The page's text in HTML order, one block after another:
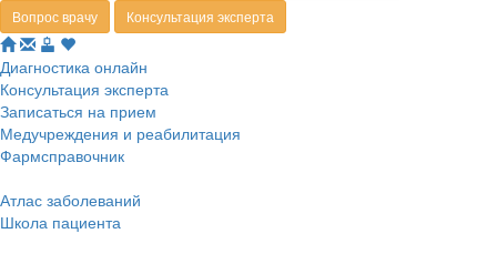
Вопрос врачу Консультация эксперта
Диагностика онлайн
Консультация эксперта
Записаться на прием
Медучреждения и реабилитация
Фармсправочник
Атлас заболеваний
Школа пациента